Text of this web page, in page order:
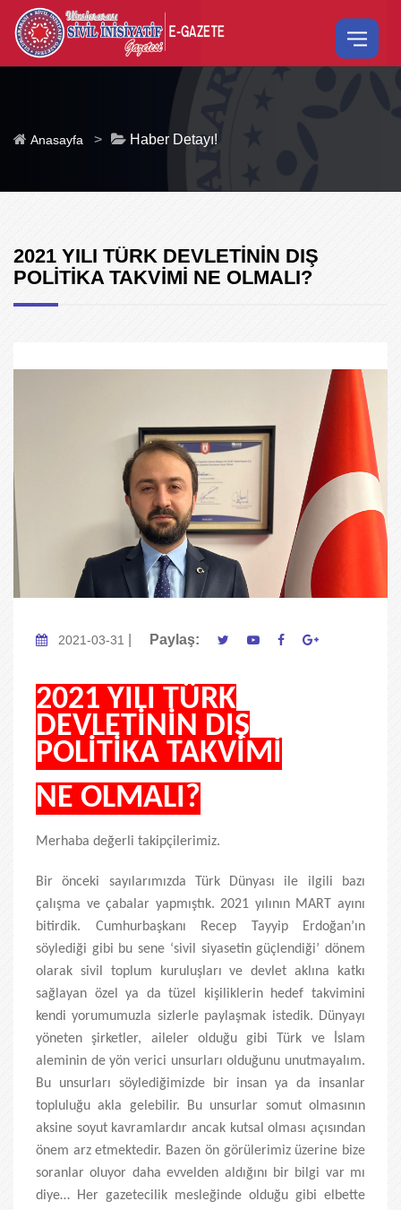
Anasayfa > Haber Detayı!
2021 YILI TÜRK DEVLETİNİN DIŞ
POLİTİKA TAKVİMİ NE OLMALI?
2021-03-31 Paylaş:
2021 YILI TÜRK
DEVLETİNİN DIŞ
POLİTİKA TAKVİMİ
NE OLMALI?
Merhaba değerli takipçilerimiz.
Bir önceki sayılarımızda Türk Dünyası ile ilgili bazı
çalışma ve çabalar yapmıştık. 2021 yılının MART ayını
bitirdik. Cumhurbaşkanı Recep Tayyip Erdoğan’ın
söylediği gibi bu sene ‘sivil siyasetin güçlendiği’ dönem
olarak sivil toplum kuruluşları ve devlet aklına katkı
sağlayan özel ya da tüzel kişiliklerin hedef takvimini
kendi yorumumuzla sizlerle paylaşmak istedik. Dünyayı
yöneten şirketler, aileler olduğu gibi Türk ve İslam
aleminin de yön verici unsurları olduğunu unutmayalım.
Bu unsurları söylediğimizde bir insan ya da insanlar
topluluğu akla gelebilir. Bu unsurlar somut olmasının
aksine soyut kavramlardır ancak kutsal olması açısından
önem arz etmektedir. Bazen ön görülerimiz üzerine bize
soranlar oluyor daha evvelden aldığını bir bilgi var mı
diye… Her gazetecilik mesleğinde olduğu gibi elbette